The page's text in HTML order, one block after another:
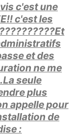
c'est une
c'est les
et des
ne me
seule
plus
appelle pour
de
: